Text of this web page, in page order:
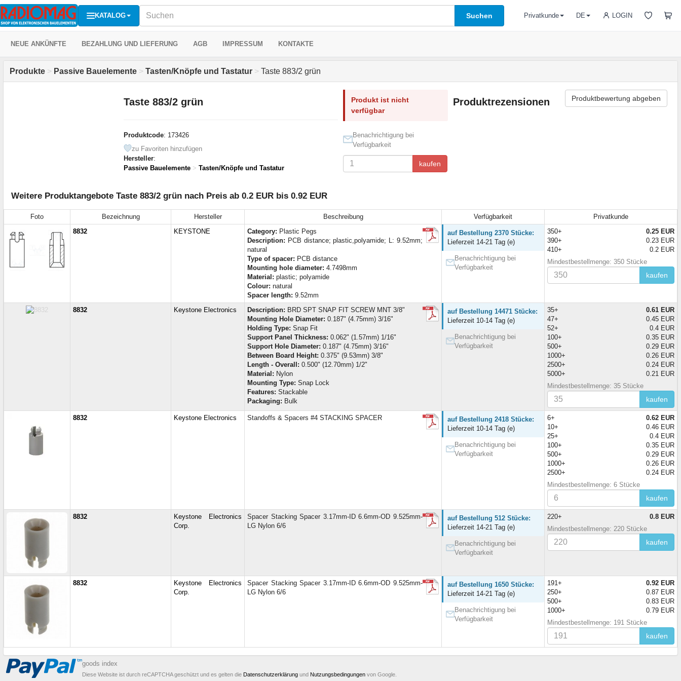
KATALOG Suchen LOGIN
Privatkunde DE
NEUE ANKÜNFTE BEZAHLUNG UND LIEFERUNG AGB IMPRESSUM KONTAKTE
Produkte > Passive Bauelemente > Tasten/Knöpfe und Tastatur > Taste 883/2 grün
Taste 883/2 grün
Produktcode: 173426
zu Favoriten hinzufügen
Hersteller:
Passive Bauelemente > Tasten/Knöpfe und Tastatur
Produkt ist nicht
verfügbar
Benachrichtigung bei
Verfügbarkeit
kaufen
Produktrezensionen Produktbewertung abgeben
Weitere Produktangebote Taste 883/2 grün nach Preis ab 0.2 EUR bis 0.92 EUR
Foto Bezeichnung Hersteller Beschreibung Verfügbarkeit
Privatkunde
8832
KEYSTONE Category: Plastic Pegs
Description: PCB distance; plastic,polyamide; L: 9.52mm;
natural
Type of spacer: PCB distance
Mounting hole diameter: 4.7498mm
Material: plastic; polyamide
Colour: natural
Spacer length: 9.52mm
auf Bestellung 2370 Stücke:
Lieferzeit 14-21 Tag (e)
Benachrichtigung bei
Verfügbarkeit
350+
0.25 EUR
390+
0.23 EUR
410+
0.2 EUR
Mindestbestellmenge: 350 Stücke
kaufen
8832 Keystone Electronics Description: BRD SPT SNAP FIT SCREW MNT 3/8"
Mounting Hole Diameter: 0.187" (4.75mm) 3/16"
Holding Type: Snap Fit
Support Panel Thickness: 0.062" (1.57mm) 1/16"
Support Hole Diameter: 0.187" (4.75mm) 3/16"
Between Board Height: 0.375" (9.53mm) 3/8"
Length - Overall: 0.500" (12.70mm) 1/2"
Material: Nylon
Mounting Type: Snap Lock
Features: Stackable
Packaging: Bulk
auf Bestellung 14471 Stücke:
Lieferzeit 10-14 Tag (e)
Benachrichtigung bei
Verfügbarkeit
35+
0.61 EUR
47+
0.45 EUR
52+
0.4 EUR
100+
0.35 EUR
500+
0.29 EUR
1000+
0.26 EUR
2500+
0.24 EUR
5000+
0.21 EUR
Mindestbestellmenge: 35 Stücke
kaufen
8832 Keystone Electronics Standoffs & Spacers #4 STACKING SPACER
auf Bestellung 2418 Stücke:
Lieferzeit 10-14 Tag (e)
Benachrichtigung bei
Verfügbarkeit
6+
0.62 EUR
10+
0.46 EUR
25+
0.4 EUR
100+
0.35 EUR
500+
0.29 EUR
1000+
0.26 EUR
2500+
0.24 EUR
Mindestbestellmenge: 6 Stücke
kaufen
8832
Keystone Electronics
Corp.
Spacer Stacking Spacer 3.17mm-ID 6.6mm-OD 9.525mm-
LG Nylon 6/6
auf Bestellung 512 Stücke:
Lieferzeit 14-21 Tag (e)
Benachrichtigung bei
Verfügbarkeit
220+
0.8 EUR
Mindestbestellmenge: 220 Stücke
kaufen
8832
Keystone Electronics
Corp.
Spacer Stacking Spacer 3.17mm-ID 6.6mm-OD 9.525mm-
LG Nylon 6/6
auf Bestellung 1650 Stücke:
Lieferzeit 14-21 Tag (e)
Benachrichtigung bei
Verfügbarkeit
191+
0.92 EUR
250+
0.87 EUR
500+
0.83 EUR
1000+
0.79 EUR
Mindestbestellmenge: 191 Stücke
kaufen
goods index
Diese Website ist durch reCAPTCHA geschützt und es gelten die Datenschutzerklärung und Nutzungsbedingungen von Google.